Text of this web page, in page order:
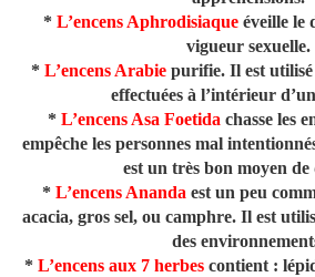
* L’encens Aphrodisiaqueéveille le
vigueur sexuelle.
* L’encens Arabie purifie. Il est
effectuées à l’intérieur
* L’encens Asa Foetida chasse les
empêche les personnes mal
est un très bon moyen de
* L’encens Ananda est un peu
acacia, gros sel, ou camphre. Il est
des
* L’encens aux 7 herbescontient :